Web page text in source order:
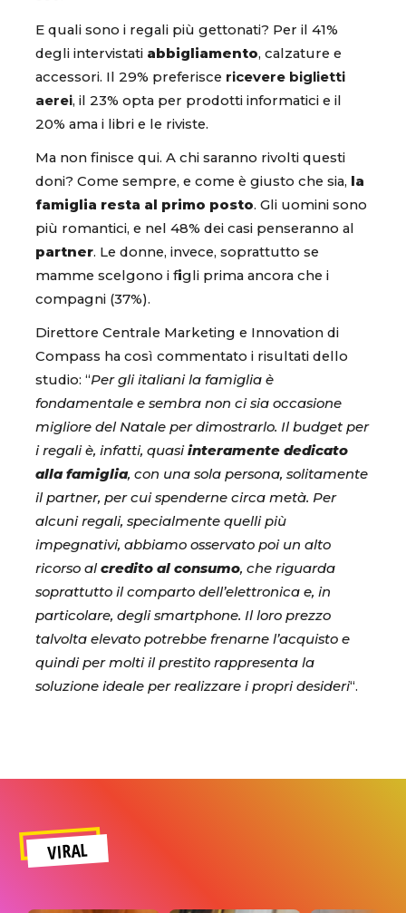
E quali sono i regali più gettonati? Per il 41%
degli intervistati abbigliamento, calzature e
accessori. Il 29% preferisce ricevere biglietti
aerei, il 23% opta per prodotti informatici e il
20% ama i libri e le riviste.
Ma non finisce qui. A chi saranno rivolti questi
doni? Come sempre, e come è giusto che sia, la
famiglia resta al primo posto. Gli uomini sono
più romantici, e nel 48% dei casi penseranno al
partner. Le donne, invece, soprattutto se
mamme scelgono i figli prima ancora che i
compagni (37%).
Direttore Centrale Marketing e Innovation di
Compass ha così commentato i risultati dello
studio: “Per gli italiani la famiglia è
fondamentale e sembra non ci sia occasione
migliore del Natale per dimostrarlo. Il budget per
i regali è, infatti, quasiinteramente dedicato
alla famiglia, con una sola persona, solitamente
il partner, per cui spenderne circa metà. Per
alcuni regali, specialmente quelli più
impegnativi, abbiamo osservato poi un alto
ricorso alcredito al consumo, che riguarda
soprattutto il comparto dell’elettronica e, in
particolare, degli smartphone. Il loro prezzo
talvolta elevato potrebbe frenarne l’acquisto e
quindi per molti il prestito rappresenta la
soluzione ideale per realizzare i propri desideri“.
VIRAL